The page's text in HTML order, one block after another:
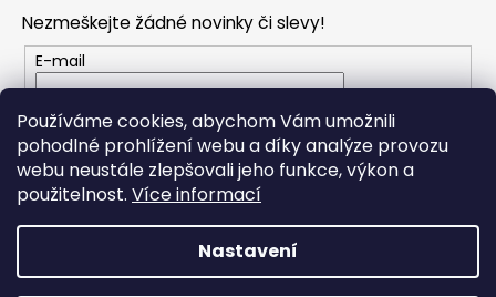
Používáme cookies, abychom Vám umožnili
pohodlné prohlížení webu a díky analýze provozu
webu neustále zlepšovali jeho funkce, výkon a
použitelnost. Více informací
Nastavení
a
c
í
p
r
v
k
y
v
ý
p
í
Nezmeškejte žádné novinky či slevy!
E-mail
Vložením e-mailu souhlasíte s podmínkami
ochrany osobních údajů
PŘIHLÁSIT SE